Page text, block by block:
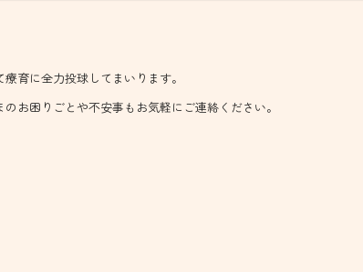
育に全力投球してまいります。
お困りごとや不安事もお気軽にご連絡ください。